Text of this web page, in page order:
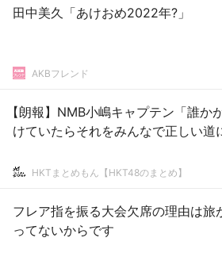
田中美久「あけおめ2022年?」
AKBフレンド
【朗報】NMB小嶋キャプテン「誰か
けていたらそれをみんなで正しい道
HKTまとめもん【HKT48のまとめ】
フレア指を振る大会欠席の理由は旅
ってないからです